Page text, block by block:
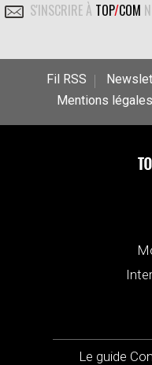
S'INSCRIRE À TOP/COM
Fil RSS
Mentions légales
Le guide